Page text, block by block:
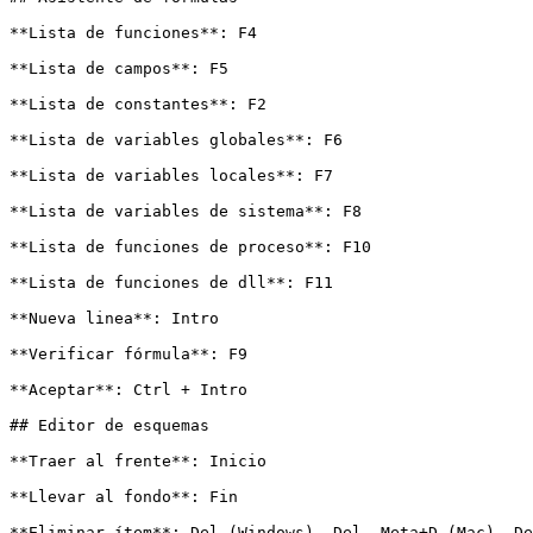
**Lista de funciones**: F4
**Lista de campos**: F5
**Lista de constantes**: F2
**Lista de variables globales**: F6
**Lista de variables locales**: F7
**Lista de variables de sistema**: F8
**Lista de funciones de proceso**: F10
**Lista de funciones de dll**: F11
**Nueva linea**: Intro
**Verificar fórmula**: F9
**Aceptar**: Ctrl + Intro
## Editor de esquemas
**Traer al frente**: Inicio
**Llevar al fondo**: Fin